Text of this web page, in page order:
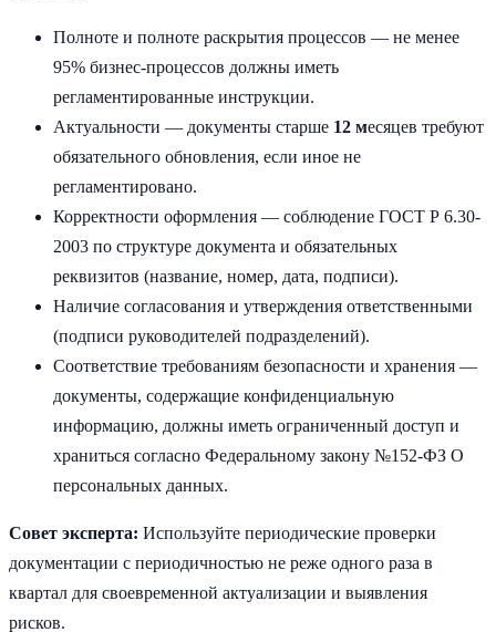
Полноте и полноте раскрытия процессов — не менее
95% бизнес-процессов должны иметь
регламентированные инструкции.
Актуальности — документы старше 12 месяцев требуют
обязательного обновления, если иное не
регламентировано.
Корректности оформления — соблюдение ГОСТ Р 6.30-
2003 по структуре документа и обязательных
реквизитов (название, номер, дата, подписи).
Наличие согласования и утверждения ответственными
(подписи руководителей подразделений).
Соответствие требованиям безопасности и хранения —
документы, содержащие конфиденциальную
информацию, должны иметь ограниченный доступ и
храниться согласно Федеральному закону №152-ФЗ О
персональных данных.
Совет эксперта: Используйте периодические проверки
документации с периодичностью не реже одного раза в
квартал для своевременной актуализации и выявления
рисков.